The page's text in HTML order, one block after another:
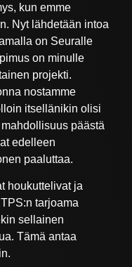
kun emme
Nyt lähdetään intoa
on Seuralle
on minulle
projekti.
nostamme
itsellänikin olisi
päästä
edelleen
paaluttaa.
houkuttelivat ja
tarjoama
sellainen
Tämä antaa